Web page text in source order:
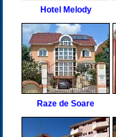
Hotel Melody
Raze de Soare